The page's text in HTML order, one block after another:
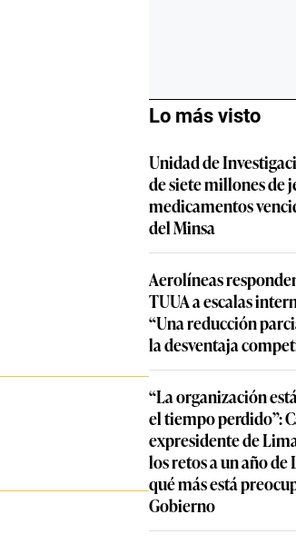
Lo más visto
Unidad de
de siete millones de
medicamentos
del Minsa
Aerolíneas
TUUA a escalas
“Una reducción
la desventaja
“La organización
el tiempo perdido”:
expresidente de
los retos a un año de
qué más está
Gobierno